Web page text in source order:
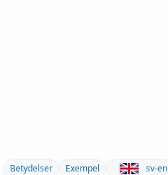
Betydelser Exempel sv-en